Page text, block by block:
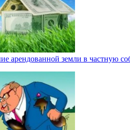
арендованной земли в частную